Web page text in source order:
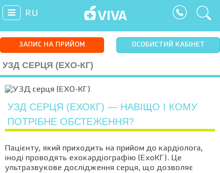
RU
ЗАПИС НА ПРИЙОМ ОСОБИСТИЙ КАБІНЕТ
УЗД СЕРЦЯ (ЕХО-КГ)
УЗД СЕРЦЯ (ЕХОКГ) — НАВІЩО І КОМУ
ПОТРІБНЕ ОБСТЕЖЕННЯ?
Пацієнту, який приходить на прийом до кардіолога,
іноді проводять ехокардіографію (ЕхоКГ). Це
ультразвукове дослідження серця, що дозволяє